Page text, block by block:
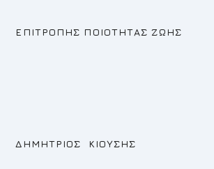
ΕΠΙΤΡΟΠΗΣ ΠΟΙΟΤΗΤΑΣ ΖΩΗΣ
ΔΗΜΗΤΡΙΟΣ ΚΙΟΥΣΗΣ